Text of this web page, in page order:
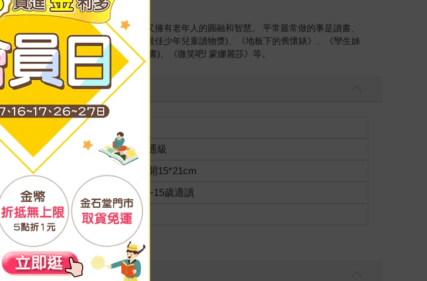
一顆赤子之心、年輕人的活力，卻又擁有老年人的圓融和智慧。 平常最常做的事是讀書、
十三歲新娘》(2001好書大家讀年度最佳少年兒童讀物獎)、《地板下的舊懷錶》、《孿生姊
到頂》(2003開卷年度最佳青少年圖書)、《微笑吧! 蒙娜麗莎》等。
裝訂
分級
普通級
25開15*21cm
適讀年齡
11~15歲適讀
級別